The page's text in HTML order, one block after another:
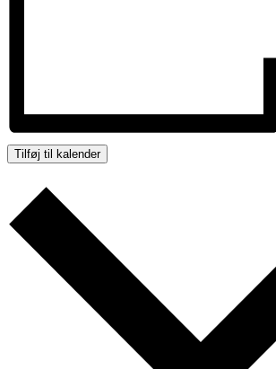
Tilføj til kalender